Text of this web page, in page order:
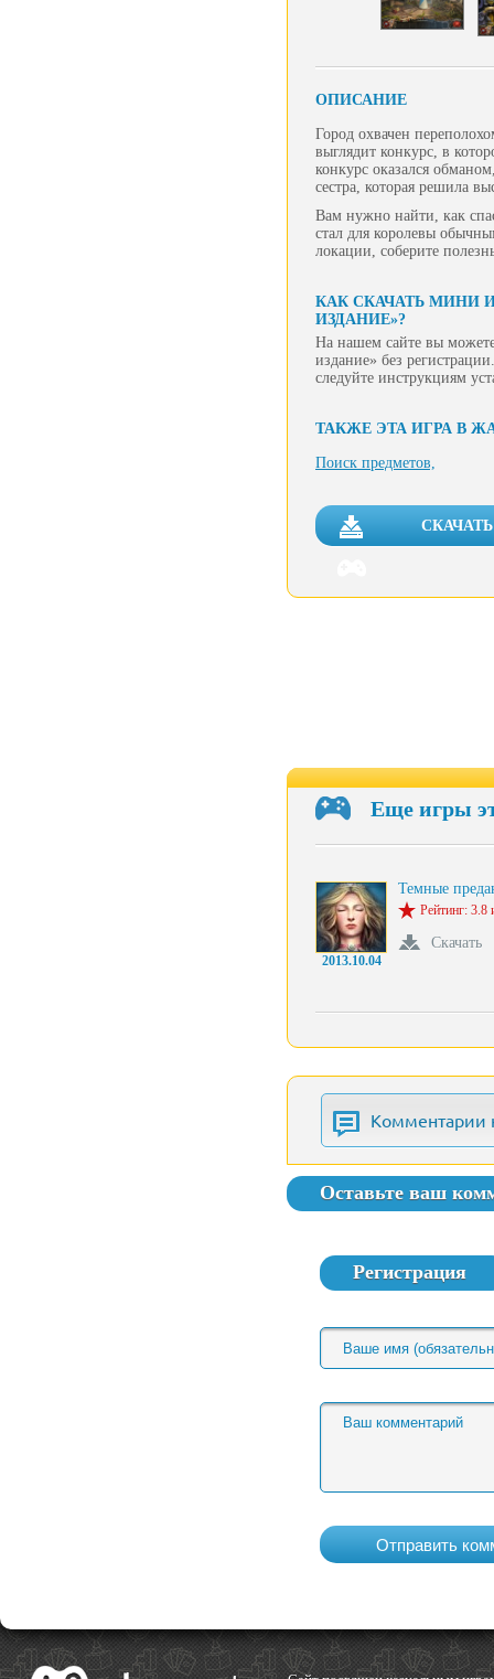
ОПИСАНИЕ
Город охвачен
выглядит конкурс, в
конкурс оказался
сестра, которая решила
Вам нужно найти, как
стал для королевы
локации, соберите
КАК СКАЧАТЬ МИНИ
ИЗДАНИЕ»?
На нашем сайте вы
издание» без
следуйте инструкциям
ТАКЖЕ ЭТА ИГРА В
Поиск предметов,
Еще игры
2013.10.04
Темные
Рейтинг: 3.8
Скачать
Комментарии
Оставьте ваш
Регистрация